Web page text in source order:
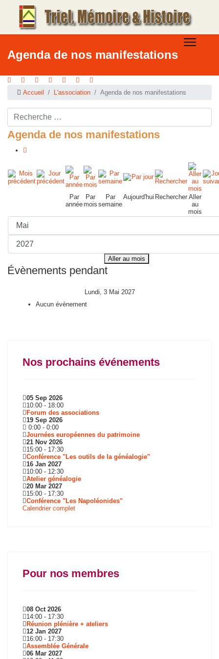
Agenda de nos manifestations
Accueil L'association Agenda de nos manifestations
Rechercher ...
Agenda de nos manifestations
Par
année
Par
mois
Par
semaine
Aujourd'hui Rechercher Aller
au
mois
Aller au mois
Évènements pendant
Lundi, 3 Mai 2027
Aucun évènement
Nos prochains événements
05 Sep 2026
10:00 - 18:00
Forum des associations
19 Sep 2026
0:00 - 0:00
Journées européennes du patrimoine
21 Nov 2026
15:00 - 17:30
Conférence "Les outils de la généalogie"
16 Jan 2027
10:00 - 12:30
Atelier généalogie
20 Mar 2027
15:00 - 17:30
Conférence "Les Napoléonides"
Calendrier complet
Pour nos membres
08 Oct 2026
14:00 - 17:30
Réunion plénière + ateliers
12 Jan 2027
16:00 - 17:30
Assemblée Générale
06 Mar 2027